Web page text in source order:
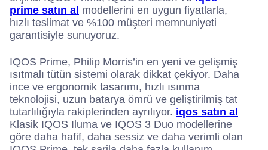
prime satın al modellerini en uygun fiyatlarla,
hızlı teslimat ve %100 müşteri memnuniyeti
garantisiyle sunuyoruz.
IQOS Prime, Philip Morris’in en yeni ve gelişmiş
ısıtmalı tütün sistemi olarak dikkat çekiyor. Daha
ince ve ergonomik tasarımı, hızlı ısınma
teknolojisi, uzun batarya ömrü ve geliştirilmiş tat
tutarlılığıyla rakiplerinden ayrılıyor. iqos satın al
Klasik IQOS Iluma ve IQOS 3 Duo modellerine
göre daha hafif, daha sessiz ve daha verimli olan